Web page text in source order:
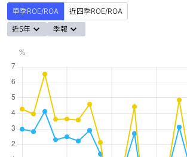
單季ROE/ROA
近四季ROE/ROA
近5年
季報